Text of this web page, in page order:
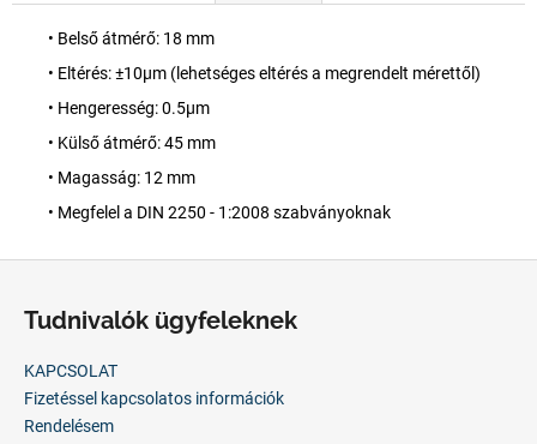
• Belső átmérő: 18 mm
• Eltérés: ±10µm (lehetséges eltérés a megrendelt mérettől)
• Hengeresség: 0.5µm
• Külső átmérő: 45 mm
• Magasság: 12 mm
• Megfelel a DIN 2250 - 1:2008 szabványoknak
Tudnivalók ügyfeleknek
KAPCSOLAT
Fizetéssel kapcsolatos információk
Rendelésem